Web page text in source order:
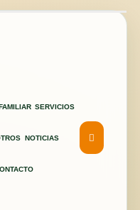
SERVICIOS
NOTICIAS